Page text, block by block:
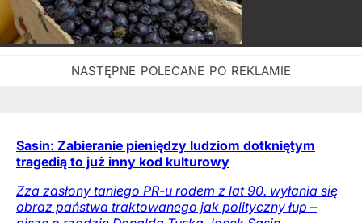
Sasin: Zabieranie pieniędzy ludziom dotkniętym
tragedią to już inny kod kulturowy
Zza zasłony taniego PR-u rodem z lat 90. wyłania się
obraz państwa traktowanego jak polityczny łup –